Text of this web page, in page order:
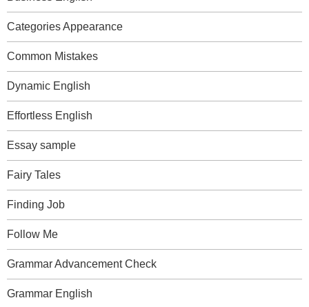
Categories Appearance
Common Mistakes
Dynamic English
Effortless English
Essay sample
Fairy Tales
Finding Job
Follow Me
Grammar Advancement Check
Grammar English